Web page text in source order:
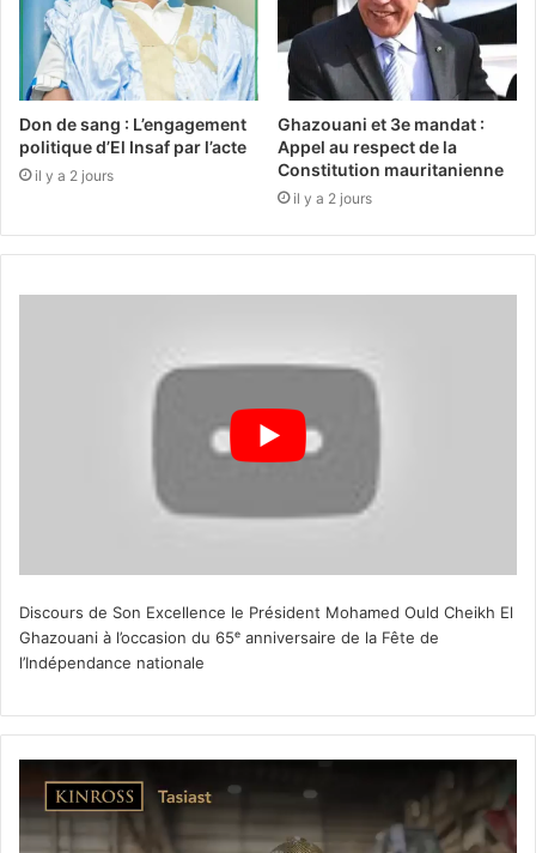
Don de sang : L’engagement
politique d’El Insaf par l’acte
il y a 2 jours
Ghazouani et 3e mandat :
Appel au respect de la
Constitution mauritanienne
il y a 2 jours
Discours de Son Excellence le Président Mohamed Ould Cheikh El
Ghazouani à l’occasion du 65ᵉ anniversaire de la Fête de
l’Indépendance nationale